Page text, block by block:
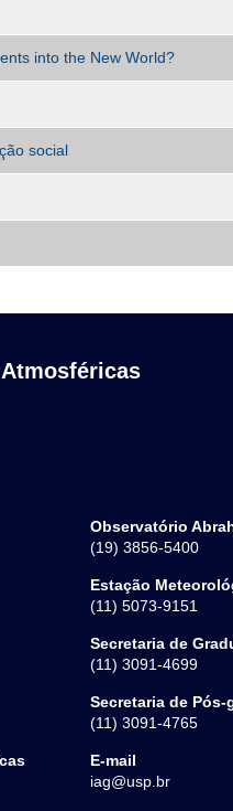
into the New World?
social
Observatório
(19) 3856-5400
Estação
(11) 5073-9151
Secretaria de
(11) 3091-4699
Secretaria de Pós-
(11) 3091-4765
E-mail
iag@usp.br